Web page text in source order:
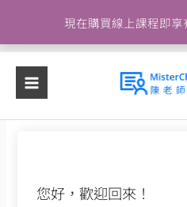
現在購買線上課程即享
主
容
您好，歡迎回來！